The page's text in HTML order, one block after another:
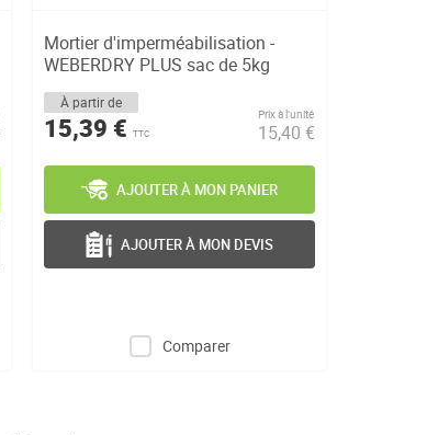
Mortier d'imperméabilisation -
WEBERDRY PLUS sac de 5kg
À partir de
15,39 €TTC
Prix à l’unité
15,40 €
Comparer
AJOUTER À MON PANIER
AJOUTER À MON DEVIS